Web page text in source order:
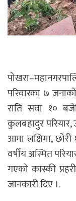
परिवारका ७
राति सवा १०
कुलबहादुर परियार,
आमा लक्षिमा, छोरी
वर्षीय अस्मित
गएको कास्की
जानकारी दिए ।.